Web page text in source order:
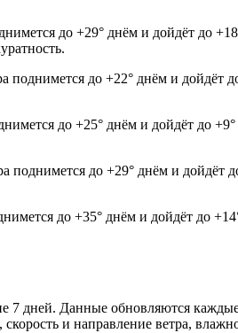
до +29° днём и дойдёт до
поднимется до +22° днём и
до +25° днём и дойдёт до
поднимется до +29° днём и
до +35° днём и дойдёт до
дней. Данные обновляются
и направление ветра,